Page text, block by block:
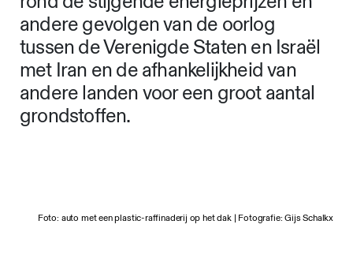
andere gevolgen van de oorlog
tussen de Verenigde Staten en Israël
met Iran en de afhankelijkheid van
andere landen voor een groot aantal
grondstoffen.
Foto: auto met een plastic-raffinaderij op het dak | Fotografie: Gijs Schalkx